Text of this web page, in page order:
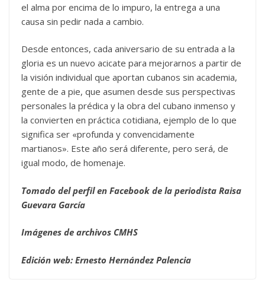
el alma por encima de lo impuro, la entrega a una
causa sin pedir nada a cambio.
Desde entonces, cada aniversario de su entrada a la
gloria es un nuevo acicate para mejorarnos a partir de
la visión individual que aportan cubanos sin academia,
gente de a pie, que asumen desde sus perspectivas
personales la prédica y la obra del cubano inmenso y
la convierten en práctica cotidiana, ejemplo de lo que
significa ser «profunda y convencidamente
martianos». Este año será diferente, pero será, de
igual modo, de homenaje.
Tomado del perfil en Facebook de la periodista Raisa
Guevara García
Imágenes de archivos CMHS
Edición web: Ernesto Hernández Palencia